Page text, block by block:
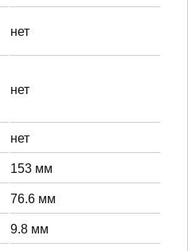
нет
нет
нет
153 мм
76.6 мм
9.8 мм